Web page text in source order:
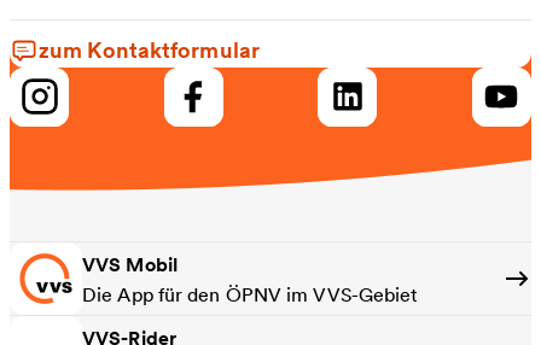
zum Kontaktformular
VVS Mobil
Die App für den ÖPNV im VVS-Gebiet
VVS-Rider